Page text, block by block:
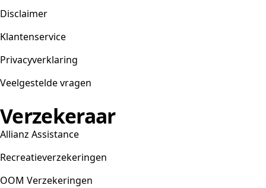
Disclaimer
Klantenservice
Privacyverklaring
Veelgestelde vragen
Verzekeraar
Allianz Assistance
Recreatieverzekeringen
OOM Verzekeringen